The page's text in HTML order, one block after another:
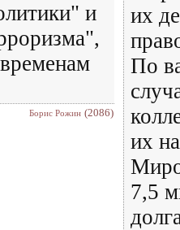
и
Борис Рожин (2086)
их
По
их
7,5